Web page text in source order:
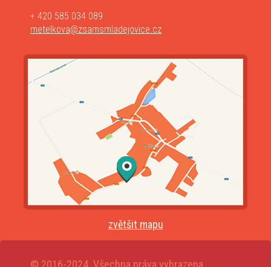
+ 420 585 034 089
metelkova@zsamsmladejovice.cz
zvětšit mapu
© 2016-2024. Všechna práva vyhrazena.